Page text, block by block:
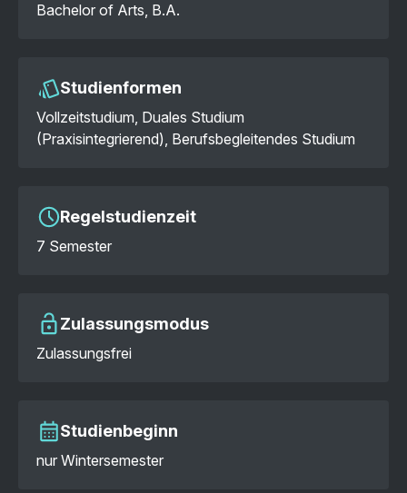
Bachelor of Arts, B.A.
Studienformen
Vollzeitstudium, Duales Studium
(Praxisintegrierend), Berufsbegleitendes Studium
Regelstudienzeit
7 Semester
Zulassungsmodus
Zulassungsfrei
Studienbeginn
nur Wintersemester